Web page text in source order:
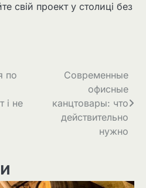
свій проект у столиці без
по
і не
Современные
офисные
канцтовары: что
действительно
нужно